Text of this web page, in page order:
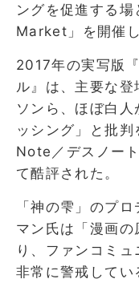
ングを促進する
Market」を開催し
2017年の実写版
ル』は、主要な
ソンら、ほぼ白
ッシング」と批
Note／デスノー
て酷評された。
「神の雫」のプ
マン氏は「漫画
り、ファンコミュ
非常に警戒してい